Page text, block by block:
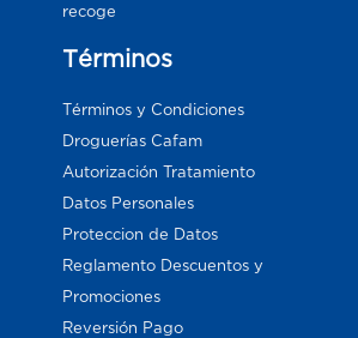
recoge
Términos
Términos y Condiciones
Droguerías Cafam
Autorización Tratamiento
Datos Personales
Proteccion de Datos
Reglamento Descuentos y
Promociones
Reversión Pago